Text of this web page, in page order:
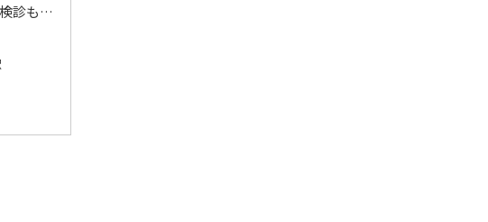
三原市にある胃腸科内科です。腹部エコー検査や生活習慣病検診もおこなっています。